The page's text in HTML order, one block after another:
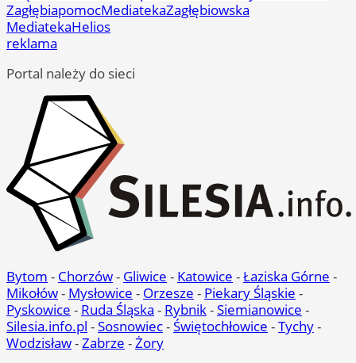
ZagłębiapomocMediatekaZagłębiowska
MediatekaHelios
reklama
Portal należy do sieci
Bytom - Chorzów- Gliwice - Katowice -Łaziska Górne -
Mikołów- Mysłowice - Orzesze - Piekary Śląskie -
Pyskowice - Ruda Śląska - Rybnik-Siemianowice -
Silesia.info.pl -Sosnowiec-Świętochłowice -Tychy-
Wodzisław-Zabrze -Żory